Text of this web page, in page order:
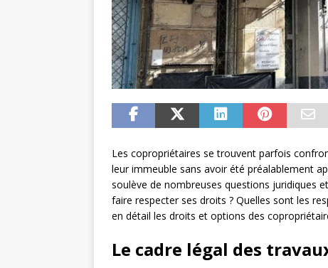
Les copropriétaires se trouvent parfois
leur immeuble sans avoir été préalablement
soulève de nombreuses questions juridiques
faire respecter ses droits ? Quelles sont les
en détail les droits et options des
Le cadre légal des